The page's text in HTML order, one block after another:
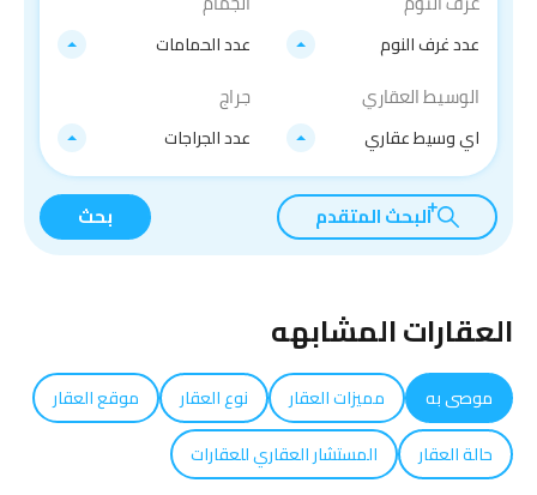
عدد غرف النوم عدد الحمامات
الوسيط العقاري
اي وسيط عقاري
جراج
عدد الجراجات
البحث المتقدم بحث
العقارات المشابهه
موصى به مميزات العقار نوع العقار
موقع العقار
حالة العقار
المستشار العقاري للعقارات